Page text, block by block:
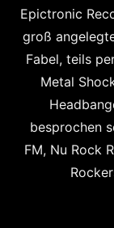
Epictronic
groß
Fabel, teils
Metal
besprochen
FM, Nu Rock